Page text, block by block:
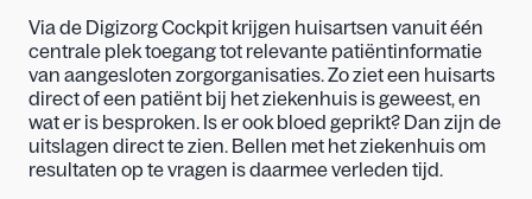
Via de Digizorg Cockpit krijgen huisartsen vanuit één
centrale plek toegang tot relevante patiëntinformatie
van aangesloten zorgorganisaties. Zo ziet een huisarts
direct of een patiënt bij het ziekenhuis is geweest, en
wat er is besproken. Is er ook bloed geprikt? Dan zijn de
uitslagen direct te zien. Bellen met het ziekenhuis om
resultaten op te vragen is daarmee verleden tijd.